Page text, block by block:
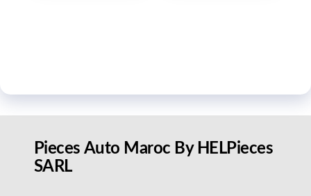
Pieces Auto Maroc By HELPieces
SARL